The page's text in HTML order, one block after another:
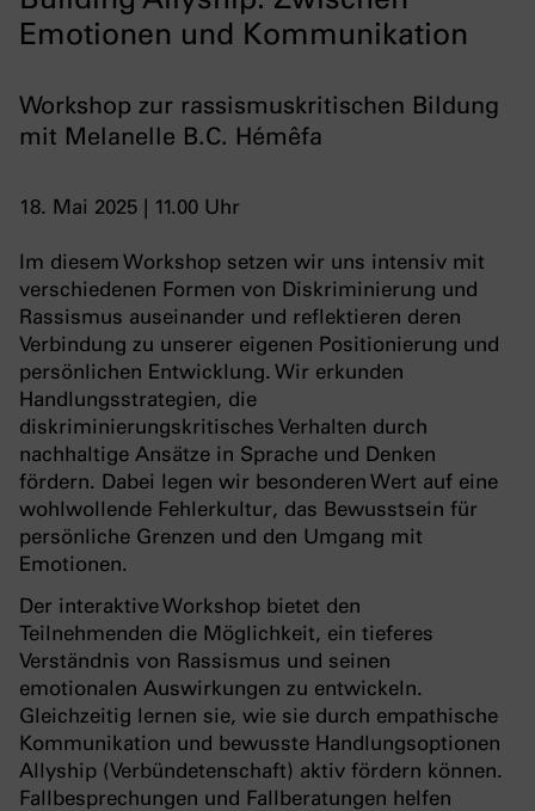
Emotionen und Kommunikation
Workshop zur rassismuskritischen Bildung
mit Melanelle B.C. Hémêfa
18. Mai 2025 | 11.00 Uhr
Im diesem Workshop setzen wir uns intensiv mit
verschiedenen Formen von Diskriminierung und
Rassismus auseinander und reflektieren deren
Verbindung zu unserer eigenen Positionierung und
persönlichen Entwicklung. Wir erkunden
Handlungsstrategien, die
diskriminierungskritisches Verhalten durch
nachhaltige Ansätze in Sprache und Denken
fördern. Dabei legen wir besonderen Wert auf eine
wohlwollende Fehlerkultur, das Bewusstsein für
persönliche Grenzen und den Umgang mit
Emotionen.
Der interaktive Workshop bietet den
Teilnehmenden die Möglichkeit, ein tieferes
Verständnis von Rassismus und seinen
emotionalen Auswirkungen zu entwickeln.
Gleichzeitig lernen sie, wie sie durch empathische
Kommunikation und bewusste Handlungsoptionen
Allyship (Verbündetenschaft) aktiv fördern können.
Fallbesprechungen und Fallberatungen helfen